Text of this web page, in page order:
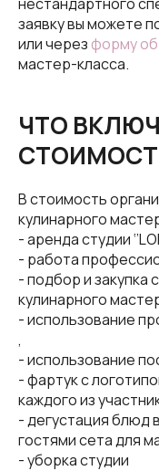
заявку вы можете
или через форму
мастер-класса.
ЧТО
В стоимость
кулинарного
- аренда студии
- работа
- подбор и закупка
кулинарного
- использование
,
- использование
- фартук с
каждого из
- дегустация блюд
гостями сета для
- уборка студии